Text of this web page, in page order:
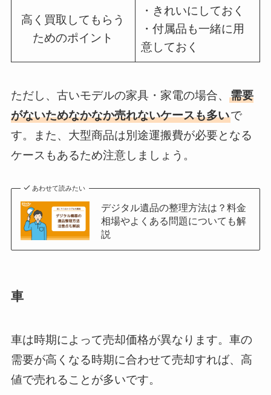
高く買取してもらう
ためのポイント
・きれいにしておく
・付属品も一緒に用
意しておく
ただし、古いモデルの家具・家電の場合、 需要
がないためなかなか売れないケースも多いで
す。また、大型商品は別途運搬費が必要となる
ケースもあるため注意しましょう。
あわせて読みたい
デジタル遺品の整理方法は？料金
相場やよくある問題についても解
説
車
車は時期によって売却価格が異なります。車の
需要が高くなる時期に合わせて売却すれば、高
値で売れることが多いです。